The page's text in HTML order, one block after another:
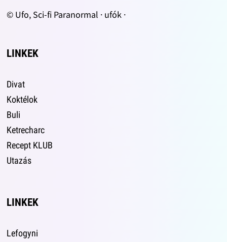
© Ufo, Sci-fi Paranormal · ufók ·
LINKEK
Divat
Koktélok
Buli
Ketrecharc
Recept KLUB
Utazás
LINKEK
Lefogyni